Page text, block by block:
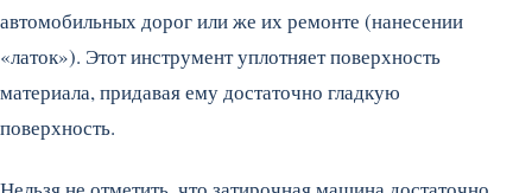
автомобильных дорог или же их ремонте (нанесении
«латок»). Этот инструмент уплотняет поверхность
материала, придавая ему достаточно гладкую
поверхность.